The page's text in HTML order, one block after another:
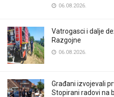
06.08.2026.
Vatrogasci i dalje
Razgojne
06.08.2026.
Građani izvojevali
Stopirani radovi na